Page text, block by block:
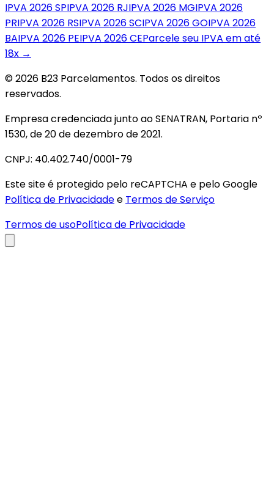
IPVA 2026SPIPVA 2026 RJIPVA 2026 MGIPVA 2026
PRIPVA 2026 RSIPVA 2026SCIPVA 2026GOIPVA 2026
BAIPVA 2026 PEIPVA 2026CEParcele seu IPVA em até
18x →
© 2026 B23 Parcelamentos. Todos os direitos
reservados.
Empresa credenciada junto ao SENATRAN, Portaria nº
1530, de 20 de dezembro de 2021.
CNPJ: 40.402.740/0001-79
Este site é protegido pelo reCAPTCHA e pelo Google
Política de Privacidadee Termos de Serviço
Termos de usoPolítica de Privacidade